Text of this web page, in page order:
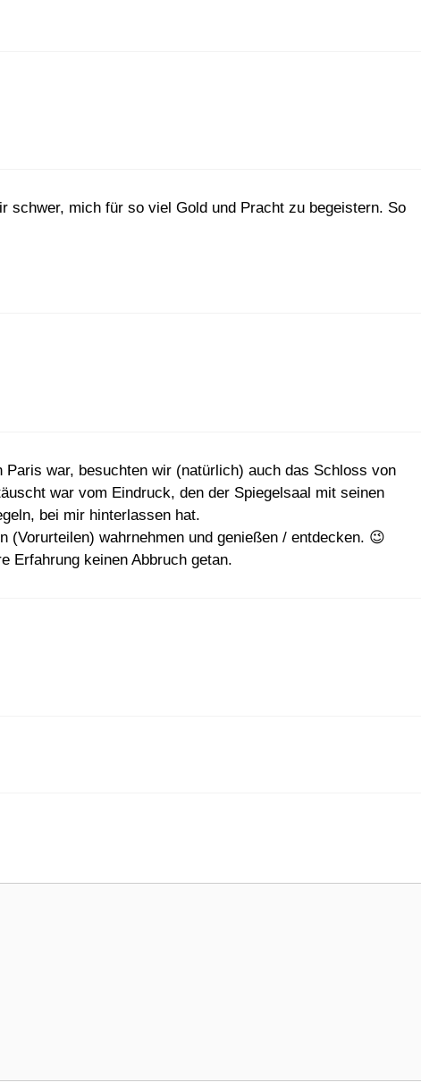
schwer, mich für so viel Gold und Pracht zu begeistern. So
war, besuchten wir (natürlich) auch das Schloss von
war vom Eindruck, den der Spiegelsaal mit seinen
bei mir hinterlassen hat.
(Vorurteilen) wahrnehmen und genießen / entdecken. 😉
Erfahrung keinen Abbruch getan.